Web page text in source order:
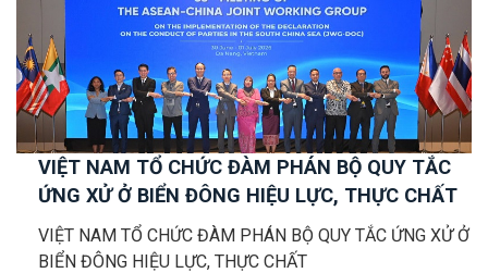
VIỆT NAM TỔ CHỨC ĐÀM PHÁN BỘ QUY TẮC
ỨNG XỬ Ở BIỂN ĐÔNG HIỆU LỰC, THỰC CHẤT
VIỆT NAM TỔ CHỨC ĐÀM PHÁN BỘ QUY TẮC ỨNG XỬ Ở
BIỂN ĐÔNG HIỆU LỰC, THỰC CHẤT